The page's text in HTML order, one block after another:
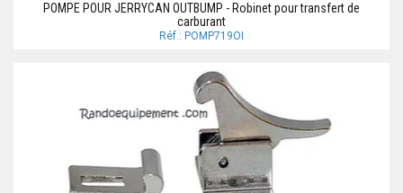
POMPE POUR JERRYCAN OUTBUMP - Robinet pour transfert de
carburant
Réf.: POMP719OI